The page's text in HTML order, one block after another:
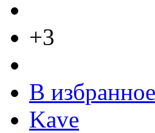
+3
В избранное
Kave